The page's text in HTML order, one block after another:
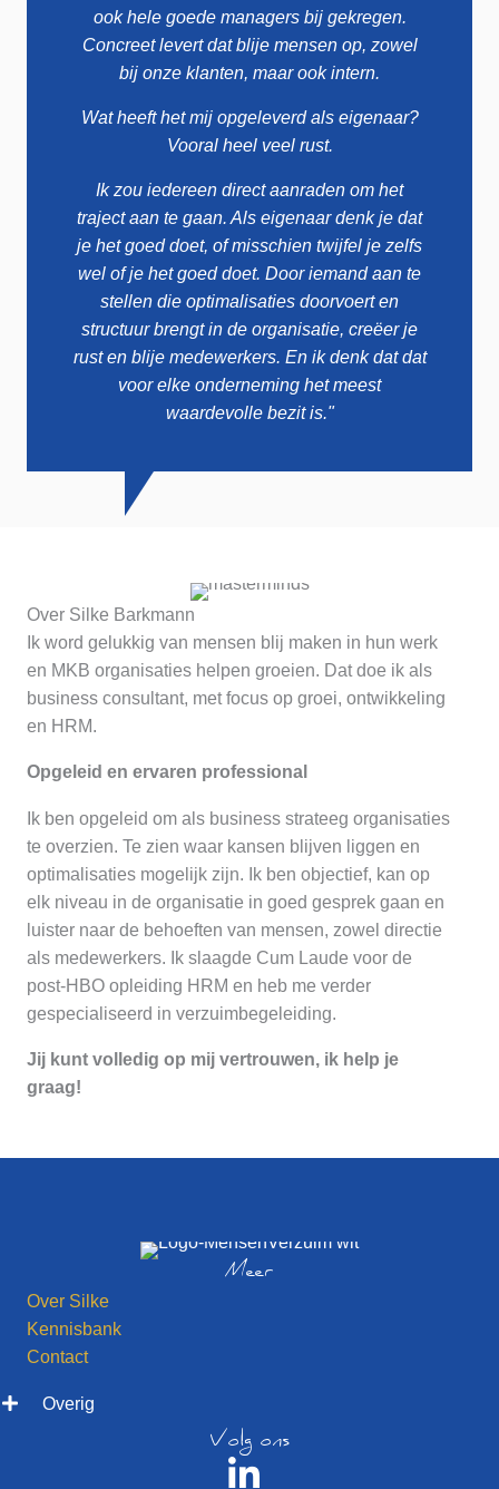
ook hele goede managers bij gekregen.
Concreet levert dat blije mensen op, zowel
bij onze klanten, maar ook intern.
Wat heeft het mij opgeleverd als eigenaar?
Vooral heel veel rust.
Ik zou iedereen direct aanraden om het
traject aan te gaan. Als eigenaar denk je dat
je het goed doet, of misschien twijfel je zelfs
wel of je het goed doet. Door iemand aan te
stellen die optimalisaties doorvoert en
structuur brengt in de organisatie, creëer je
rust en blije medewerkers. En ik denk dat dat
voor elke onderneming het meest
waardevolle bezit is."
Over Silke Barkmann
Ik word gelukkig van mensen blij maken in hun werk
en MKB organisaties helpen groeien. Dat doe ik als
business consultant, met focus op groei, ontwikkeling
en HRM.
Opgeleid en ervaren professional
Ik ben opgeleid om als business strateeg organisaties
te overzien. Te zien waar kansen blijven liggen en
optimalisaties mogelijk zijn. Ik ben objectief, kan op
elk niveau in de organisatie in goed gesprek gaan en
luister naar de behoeften van mensen, zowel directie
als medewerkers. Ik slaagde Cum Laude voor de
post-HBO opleiding HRM en heb me verder
gespecialiseerd in verzuimbegeleiding.
Jij kunt volledig op mij vertrouwen, ik help je
graag!
Meer
Over Silke
Kennisbank
Contact
Overig
Volg ons